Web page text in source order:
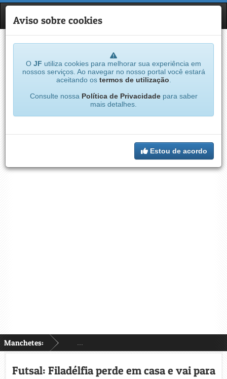
JF
Manchetes:
Aviso sobre cookies
O JF utiliza cookies para melhorar sua experiência em
nossos serviços. Ao navegar no nosso portal você estará
aceitando os termos de utilização
Consulte nossa Política de Privacidadepara saber
mais detalhes.
Estou de acordo
Futsal: Filadélfia perde em casa e vai para